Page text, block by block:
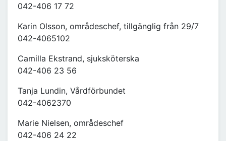
042-406 17 72
Karin Olsson, områdeschef, tillgänglig från 29/7
042-4065102
Camilla Ekstrand, sjuksköterska
042-406 23 56
Tanja Lundin, Vårdförbundet
042-4062370
Marie Nielsen, områdeschef
042-406 24 22